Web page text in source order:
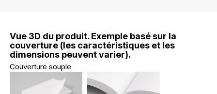
Vue 3D du produit. Exemple basé sur la
couverture (les caractéristiques et les
dimensions peuvent varier).
Couverture souple